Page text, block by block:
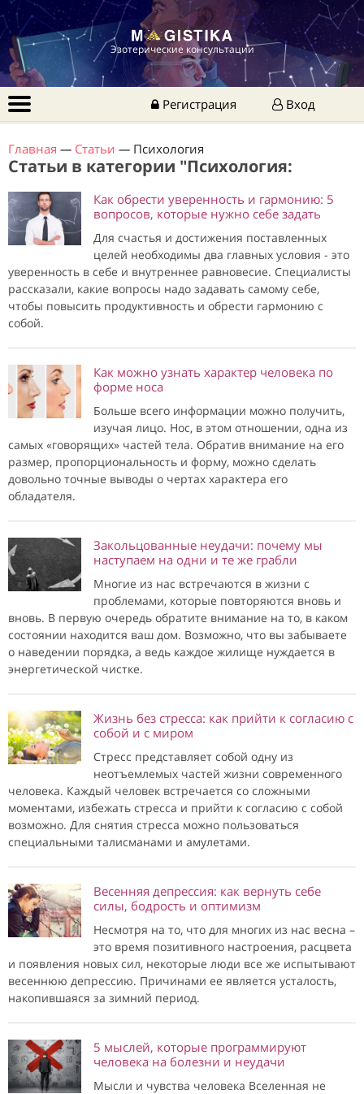
Эзотерические консультации
Регистрация Вход
Главная — Статьи — Психология
Статьи в категории "Психология:
Как обрести уверенность и гармонию: 5
вопросов, которые нужно себе задать
Для счастья и достижения поставленных
целей необходимы два главных условия - это
уверенность в себе и внутреннее равновесие. Специалисты
рассказали, какие вопросы надо задавать самому себе,
чтобы повысить продуктивность и обрести гармонию с
собой.
Как можно узнать характер человека по
форме носа
Больше всего информации можно получить,
изучая лицо. Нос, в этом отношении, одна из
самых «говорящих» частей тела. Обратив внимание на его
размер, пропорциональность и форму, можно сделать
довольно точные выводы о чертах характера его
обладателя.
Закольцованные неудачи: почему мы
наступаем на одни и те же грабли
Многие из нас встречаются в жизни с
проблемами, которые повторяются вновь и
вновь. В первую очередь обратите внимание на то, в каком
состоянии находится ваш дом. Возможно, что вы забываете
о наведении порядка, а ведь каждое жилище нуждается в
энергетической чистке.
Жизнь без стресса: как прийти к согласию с
собой и с миром
Стресс представляет собой одну из
неотъемлемых частей жизни современного
человека. Каждый человек встречается со сложными
моментами, избежать стресса и прийти к согласию с собой
возможно. Для снятия стресса можно пользоваться
специальными талисманами и амулетами.
Весенняя депрессия: как вернуть себе
силы, бодрость и оптимизм
Несмотря на то, что для многих из нас весна –
это время позитивного настроения, расцвета
и появления новых сил, некоторые люди все же испытывают
весеннюю депрессию. Причинами ее является усталость,
накопившаяся за зимний период.
5 мыслей, которые программируют
человека на болезни и неудачи
Мысли и чувства человека Вселенная не